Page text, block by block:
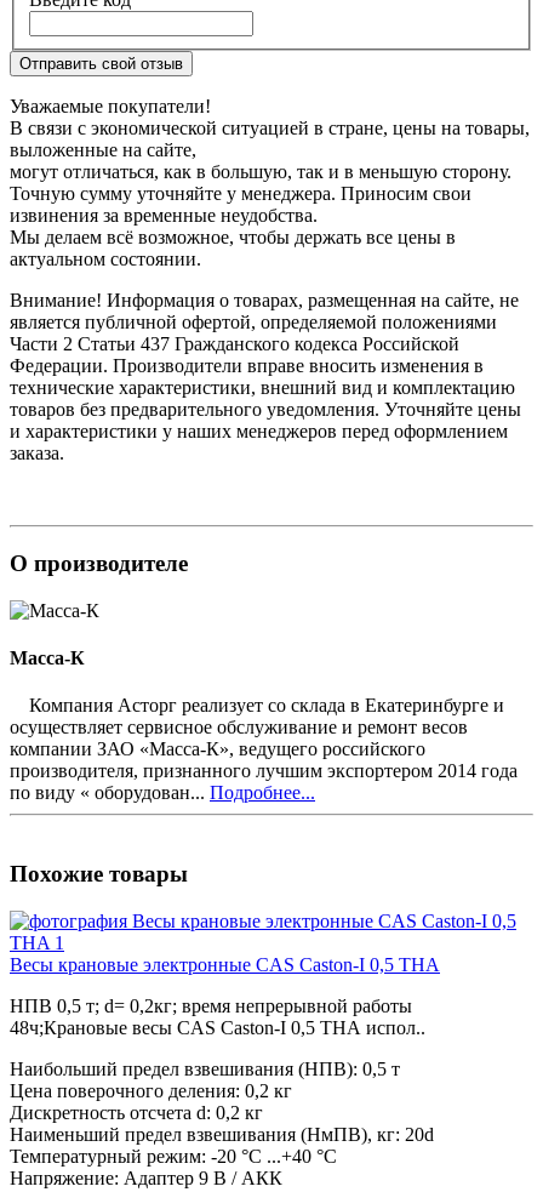
Отправить свой отзыв
Уважаемые покупатели!
В связи с экономической ситуацией в стране, цены на товары,
выложенные на сайте,
могут отличаться, как в большую, так и в меньшую сторону.
Точную сумму уточняйте у менеджера. Приносим свои
извинения за временные неудобства.
Мы делаем всё возможное, чтобы держать все цены в
актуальном состоянии.
Внимание! Информация о товарах, размещенная на сайте, не
является публичной офертой, определяемой положениями
Части 2 Статьи 437 Гражданского кодекса Российской
Федерации. Производители вправе вносить изменения в
технические характеристики, внешний вид и комплектацию
товаров без предварительного уведомления. Уточняйте цены
и характеристики у наших менеджеров перед оформлением
заказа.
О производителе
Масса-К
Компания Асторг реализует со склада в Екатеринбурге и
осуществляет сервисное обслуживание и ремонт весов
компании ЗАО «Масса-К», ведущего российского
производителя, признанного лучшим экспортером 2014 года
по виду « оборудован... Подробнее...
Похожие товары
Весы крановые электронные CAS Caston-I 0,5 THA
НПВ 0,5 т; d= 0,2кг; время непрерывной работы
48ч;Крановые весы CAS Caston-I 0,5 THA испол..
Наибольший предел взвешивания (НПВ): 0,5 т
Цена поверочного деления: 0,2 кг
Дискретность отсчета d: 0,2 кг
Наименьший предел взвешивания (НмПВ), кг: 20d
Температурный режим: -20 °С ...+40 °С
Напряжение: Адаптер 9 В / АКК